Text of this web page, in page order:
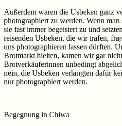
Außerdem waren die Usbeken ganz
photographiert zu werden. Wenn
sie fast immer begeistert zu und
reisenden Usbeken, die wir trafen,
uns photographieren lassen dürften.
Brotmarkt hielten, kamen wir gar
Brotverkäuferinnen unbedingt
nein, die Usbeken verlangten dafür
nur photographiert werden.
Begegnung in Chiwa